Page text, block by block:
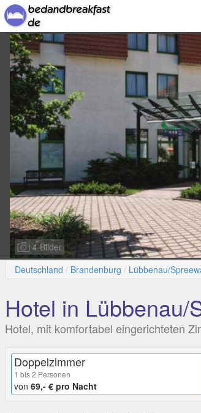
4 Bilder
Deutschland
Brandenburg Lübbenau/
Hotel in Lübbenau/
Hotel, mit komfortabel eingerichteten
Doppelzimmer
1 bis 2 Personen
von 69,- € pro Nacht